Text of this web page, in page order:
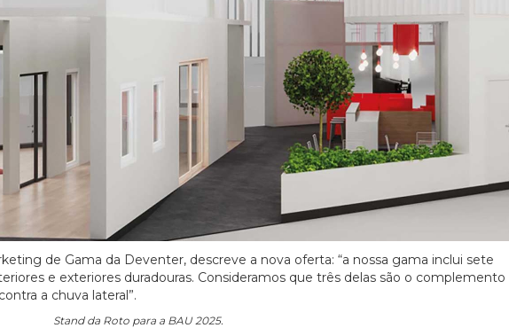
de Gama da Deventer, descreve a nova oferta: “a nossa gama inclui sete
e exteriores duradouras. Consideramos que três delas são o complemento
a chuva lateral”.
Stand da Roto para a BAU 2025.